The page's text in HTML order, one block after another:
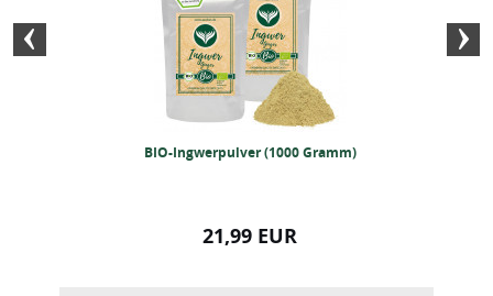
BIO-Ingwerpulver (1000 Gramm)
21,99 EUR